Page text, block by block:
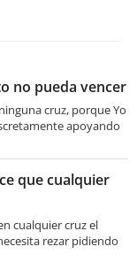
no pueda vencer
cruz, porque Yo
apoyando
que cualquier
cualquier cruz el
rezar pidiendo